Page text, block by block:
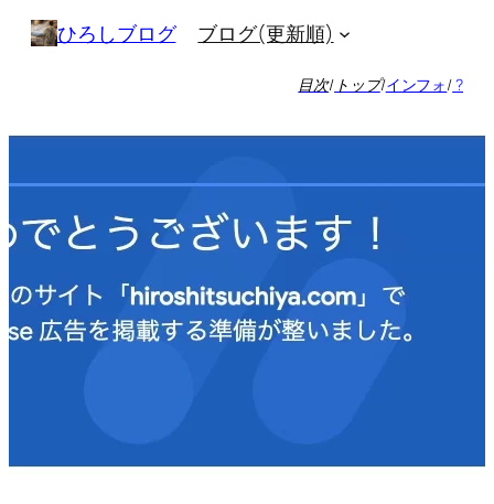
キ
プ
ひろしブログ ブログ(更新順)
目次/ トップ/インフォ/?